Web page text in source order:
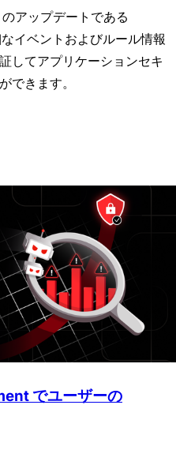
アップデートである
イベントおよびルール情報
してアプリケーションセキ
できます。
でユーザーの